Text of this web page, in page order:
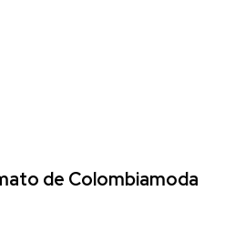
de Colombiamoda